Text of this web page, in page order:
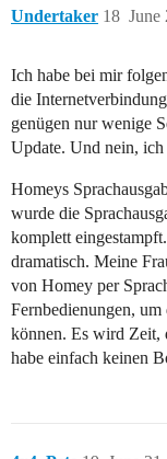
Undertaker June
18
Ich habe bei mir
die
genügen nur wenige
Update. Und nein,
Homeys
wurde die
komplett
dramatisch. Meine
von Homey per
Fernbedienungen,
können. Es wird Zeit,
habe einfach keinen